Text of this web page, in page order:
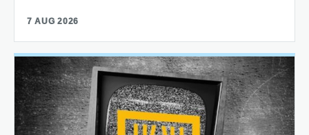
7 AUG 2026